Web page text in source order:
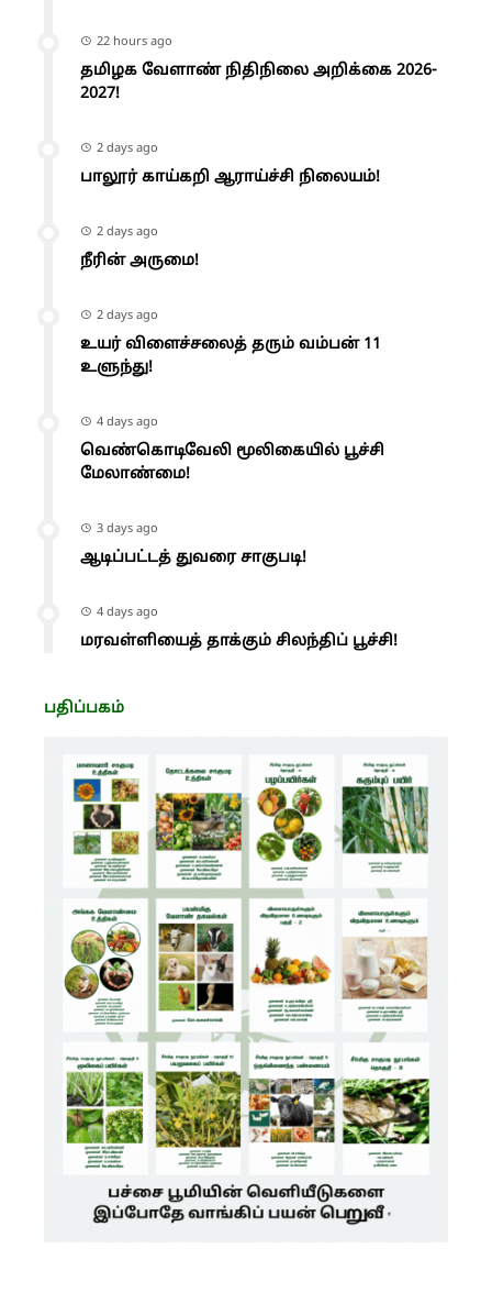
22 hours ago
தமிழக வேளாண் நிதிநிலை அறிக்கை 2026-
2027!
2 days ago
பாலூர் காய்கறி ஆராய்ச்சி நிலையம்!
2 days ago
நீரின் அருமை!
2 days ago
உயர் விளைச்சலைத் தரும் வம்பன் 11
உளுந்து!
4 days ago
வெண்கொடிவேலி மூலிகையில் பூச்சி
மேலாண்மை!
3 days ago
ஆடிப்பட்டத் துவரை சாகுபடி!
4 days ago
மரவள்ளியைத் தாக்கும் சிலந்திப் பூச்சி!
பதிப்பகம்